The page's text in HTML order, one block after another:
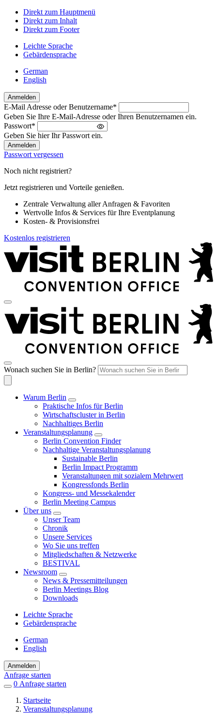
Direkt zum Hauptmenü
Direkt zum Inhalt
Direkt zum Footer
Leichte Sprache
Gebärdensprache
German
English
Anmelden
Willkommen
zurück!
Bitte
melden
Sie
sich
an
E-Mail Adresse oder Benutzername*
Geben Sie Ihre E-Mail-Adresse oder Ihren Benutzernamen ein.
Passwort*
Geben Sie hier Ihr Passwort ein.
Passwort vergessen
Noch nicht registriert?
Jetzt registrieren und Vorteile genießen.
Zentrale Verwaltung aller Anfragen & Favoriten
Wertvolle Infos & Services für Ihre Eventplanung
Kosten- & Provisionsfrei
Kostenlos registrieren
Wonach suchen Sie in Berlin?
Warum Berlin
Praktische Infos für Berlin
Wirtschaftscluster in Berlin
Nachhaltiges Berlin
Veranstaltungsplanung
Berlin Convention Finder
Nachhaltige Veranstaltungsplanung
Sustainable Berlin
Berlin Impact Programm
Veranstaltungen mit sozialem Mehrwert
Kongressfonds Berlin
Kongress- und Messekalender
Berlin Meeting Campus
Über uns
Unser Team
Chronik
Unsere Services
Wo Sie uns treffen
Mitgliedschaften & Netzwerke
BESTIVAL
Newsroom
News & Pressemitteilungen
Berlin Meetings Blog
Downloads
Leichte Sprache
Gebärdensprache
German
English
Anmelden
Anfrage starten
0 Einträge
Favoriten
Anfrage starten
Startseite
Veranstaltungsplanung